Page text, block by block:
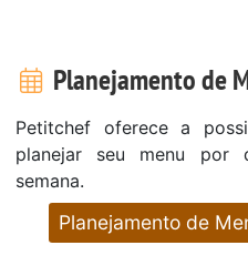
Planejamento de
Petitchef oferece a
planejar seu menu por
semana.
Planejamento de